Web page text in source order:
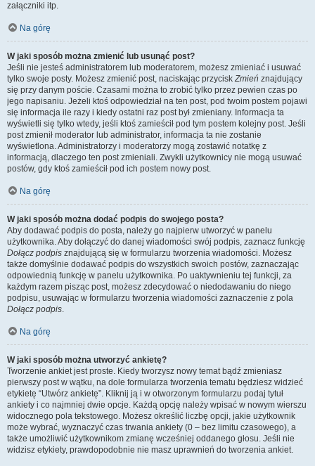
załączniki itp.
Na górę
W jaki sposób można zmienić lub usunąć post?
Jeśli nie jesteś administratorem lub moderatorem, możesz zmieniać i usuwać
tylko swoje posty. Możesz zmienić post, naciskając przyciskZmień znajdujący
się przy danym poście. Czasami można to zrobić tylko przez pewien czas po
jego napisaniu. Jeżeli ktoś odpowiedział na ten post, pod twoim postem pojawi
się informacja ile razy i kiedy ostatni raz post był zmieniany. Informacja ta
wyświetli się tylko wtedy, jeśli ktoś zamieścił pod tym postem kolejny post. Jeśli
post zmienił moderator lub administrator, informacja ta nie zostanie
wyświetlona. Administratorzy i moderatorzy mogą zostawić notatkę z
informacją, dlaczego ten post zmieniali. Zwykli użytkownicy nie mogą usuwać
postów, gdy ktoś zamieścił pod ich postem nowy post.
Na górę
W jaki sposób można dodać podpis do swojego posta?
Aby dodawać podpis do posta, należy go najpierw utworzyć w panelu
użytkownika. Aby dołączyć do danej wiadomości swój podpis, zaznacz funkcję
Dołącz podpis znajdującą się w formularzu tworzenia wiadomości. Możesz
także domyślnie dodawać podpis do wszystkich swoich postów, zaznaczając
odpowiednią funkcję w panelu użytkownika. Po uaktywnieniu tej funkcji, za
każdym razem pisząc post, możesz zdecydować o niedodawaniu do niego
podpisu, usuwając w formularzu tworzenia wiadomości zaznaczenie z pola
Dołącz podpis.
Na górę
W jaki sposób można utworzyć ankietę?
Tworzenie ankiet jest proste. Kiedy tworzysz nowy temat bądź zmieniasz
pierwszy post w wątku, na dole formularza tworzenia tematu będziesz widzieć
etykietę “Utwórz ankietę”. Kliknij ją i w otworzonym formularzu podaj tytuł
ankiety i co najmniej dwie opcje. Każdą opcję należy wpisać w nowym wierszu
widocznego pola tekstowego. Możesz określić liczbę opcji, jakie użytkownik
może wybrać, wyznaczyć czas trwania ankiety (0 – bez limitu czasowego), a
także umożliwić użytkownikom zmianę wcześniej oddanego głosu. Jeśli nie
widzisz etykiety, prawdopodobnie nie masz uprawnień do tworzenia ankiet.